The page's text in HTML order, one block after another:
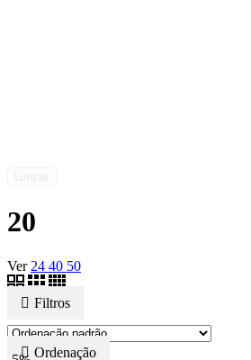
20
Ver 24 40 50
Filtros
Ordenação